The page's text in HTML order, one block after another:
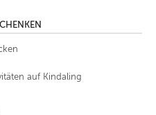
auf Kindaling